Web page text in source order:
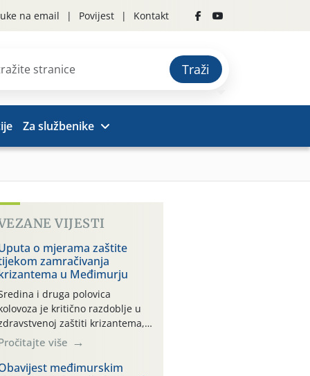
na email Povijest Kontakt
Traži
Za službenike
VIJESTI
o mjerama zaštite
zamračivanja
u Međimurju
i druga polovica
je kritično razdoblje u
zaštiti krizantema,
prije zamračivanja u proteklom
smo mjesecu tri puta upućivali
o preventivnim
više
međimurskim